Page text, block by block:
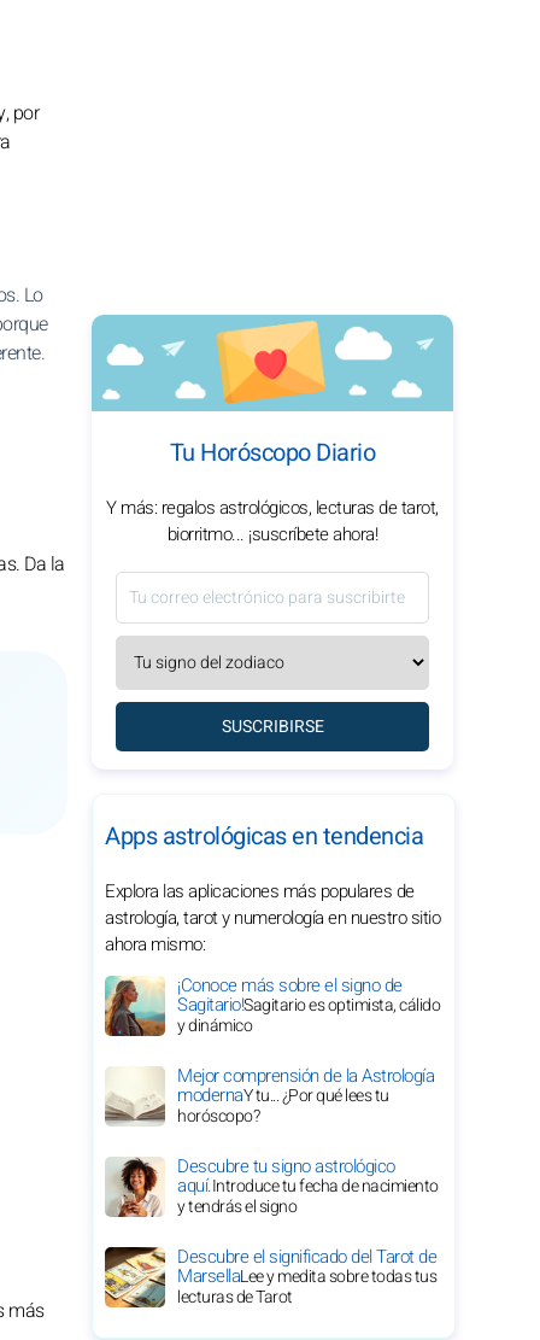
por
Lo
Da la
más
Tu Horóscopo Diario
Y más: regalos astrológicos, lecturas de tarot,
biorritmo... ¡suscríbete ahora!
SUSCRIBIRSE
Apps astrológicas en tendencia
Explora las aplicaciones más populares de
astrología, tarot y numerología en nuestro sitio
ahora mismo:
¡Conoce más sobre el signo de
Sagitario!Sagitario es optimista, cálido
y dinámico
Mejor comprensión de la Astrología
modernaY tu... ¿Por qué lees tu
horóscopo?
Descubre tu signo astrológico
aquí.Introduce tu fecha de nacimiento
y tendrás el signo
Descubre el significado del Tarot de
MarsellaLee y medita sobre todas tus
lecturas de Tarot